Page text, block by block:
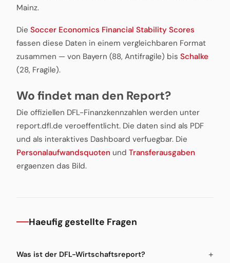
Mainz.
Die Soccer Economics Financial Stability Scores
fassen diese Daten in einem vergleichbaren Format
zusammen — von Bayern (88, Antifragile) bis Schalke
(28, Fragile).
Wo findet man den Report?
Die offiziellen DFL-Finanzkennzahlen werden unter
report.dfl.de veroeffentlicht. Die daten sind als PDF
und als interaktives Dashboard verfuegbar. Die
Personalaufwandsquoten und Transferausgaben
ergaenzen das Bild.
Haeufig gestellte Fragen
Was ist der DFL-Wirtschaftsreport?